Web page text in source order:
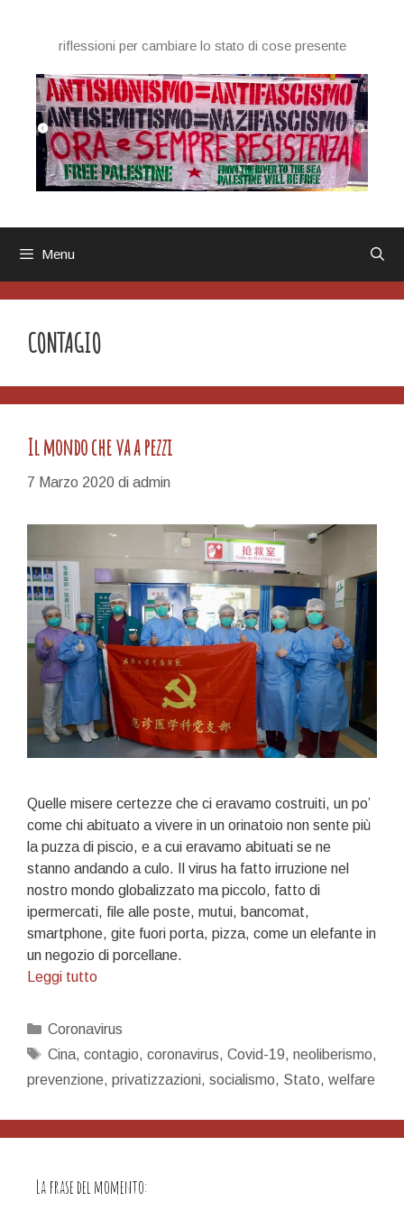
contenutoriflessioni per cambiare lo stato di cose presente
Menu
CONTAGIO
Il mondo che va a pezzi
7 Marzo 2020 di admin
Quelle misere certezze che ci eravamo costruiti, un po’
come chi abituato a vivere in un orinatoio non sente più
la puzza di piscio, e a cui eravamo abituati se ne
stanno andando a culo. Il virus ha fatto irruzione nel
nostro mondo globalizzato ma piccolo, fatto di
ipermercati, file alle poste, mutui, bancomat,
smartphone, gite fuori porta, pizza, come un elefante in
un negozio di porcellane.
Leggi tuttoIl
a
pezzi
Categorie
Coronavirus
Tag
Cina, contagio, coronavirus, Covid-19, neoliberismo,
prevenzione, privatizzazioni, socialismo, Stato, welfare
La frase del momento: